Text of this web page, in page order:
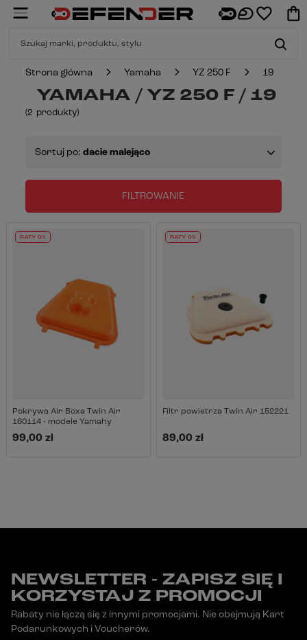
Strona główna Yamaha YZ 250 F 19
YAMAHA / YZ 250 F / 19
(2 produkty)
Sortuj po: dacie malejąco
FILTROWANIE
RATY 0%
Pokrywa Air Boxa Twin Air
160114 - modele Yamahy
99,00 zł
RATY 0%
Filtr powietrza Twin Air 152221
89,00 zł
NEWSLETTER - ZAPISZ SIĘ I
KORZYSTAJ Z PROMOCJI
Rabaty nie łączą się z innymi promocjami. Nie obejmują Kart
Podarunkowych i Voucherów.